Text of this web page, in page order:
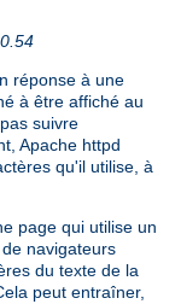
réponse à une
à être affiché au
suivre
Apache httpd
qu'il utilise, à
page qui utilise un
navigateurs
du texte de la
peut entraîner,